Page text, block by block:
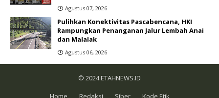
Agustus 07, 2026
Pulihkan Konektivitas Pascabencana, HKI
Rampungkan Penanganan Jalur Lembah Anai
dan Malalak
Agustus 06, 2026
© 2024ETAHNEWS.ID
Home Redaksi Siber Kode Etik